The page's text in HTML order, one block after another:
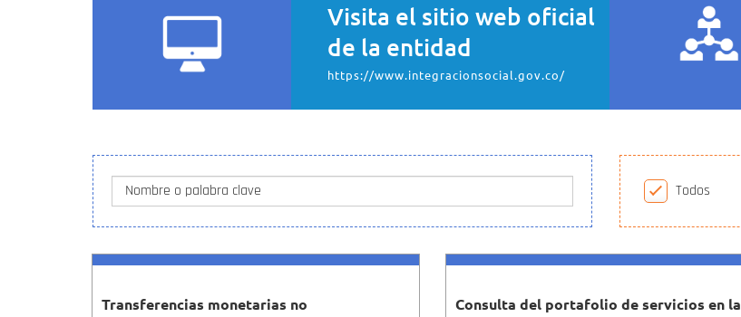
Visita el sitio web oficial
de la entidad
https://www.integracionsocial.gov.co/
Nombre o palabra clave Todos
Transferencias monetarias no
Consulta del portafolio de servicios en la